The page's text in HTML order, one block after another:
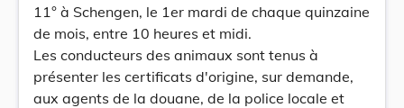
11° à Schengen, le 1er mardi de chaque quinzaine
de mois, entre 10 heures et midi.
Les conducteurs des animaux sont tenus à
présenter les certificats d'origine, sur demande,
aux agents de la douane, de la police locale et